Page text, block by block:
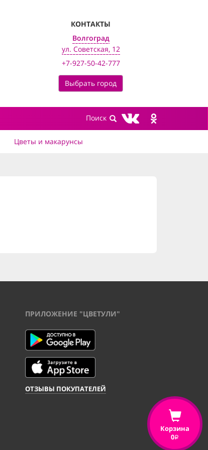
КОНТАКТЫ
Волгоград
ул. Советская, 12
+7-927-50-42-777
Выбрать город
Цветы и макарунсы
ПРИЛОЖЕНИЕ "ЦВЕТУЛИ"
ОТЗЫВЫ ПОКУПАТЕЛЕЙ
Корзина
0i